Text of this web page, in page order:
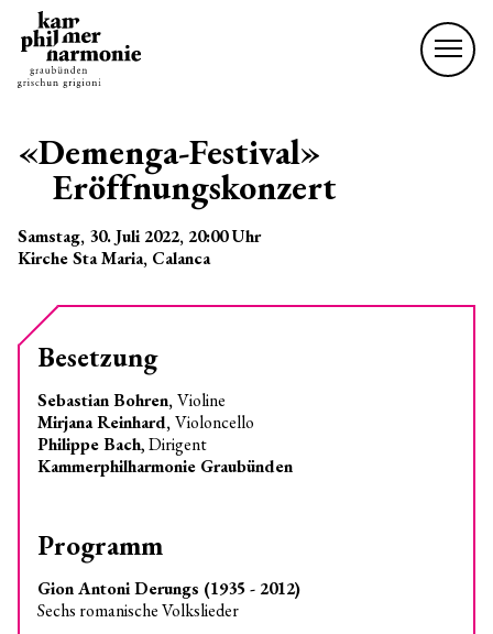
«Demenga-Festival»
Eröffnungskonzert
Samstag, 30. Juli 2022, 20:00Uhr
Kirche Sta Maria, Calanca
Besetzung
Sebastian Bohren,Violine
Mirjana Reinhard,Violoncello
Philippe Bach, Dirigent
Kammerphilharmonie Graubünden
Programm
Gion Antoni Derungs (1935 - 2012)
Sechs romanische Volkslieder